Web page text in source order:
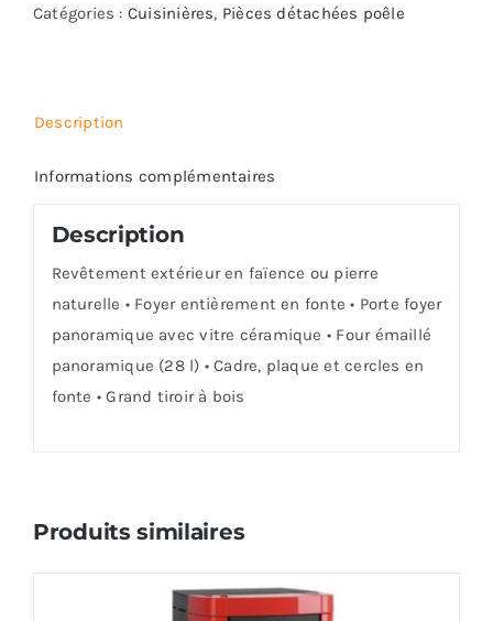
BII
Catégories : Cuisinières, Pièces détachées poêle
Description
Informations complémentaires
Description
Revêtement extérieur en faïence ou pierre
naturelle • Foyer entièrement en fonte • Porte foyer
panoramique avec vitre céramique • Four émaillé
panoramique (28 l) • Cadre, plaque et cercles en
fonte • Grand tiroir à bois
Produits similaires